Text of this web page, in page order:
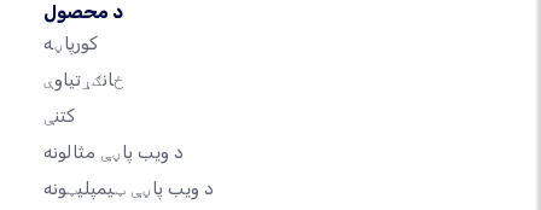
د محصول
کورپاڼه
ځانګړتیاوې
کتنې
د ویب پاڼې مثالونه
د ویب پاڼې ټیمپلیټونه